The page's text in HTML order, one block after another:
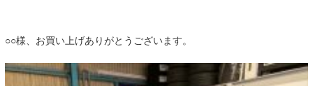
○○様、お買い上げありがとうございます。